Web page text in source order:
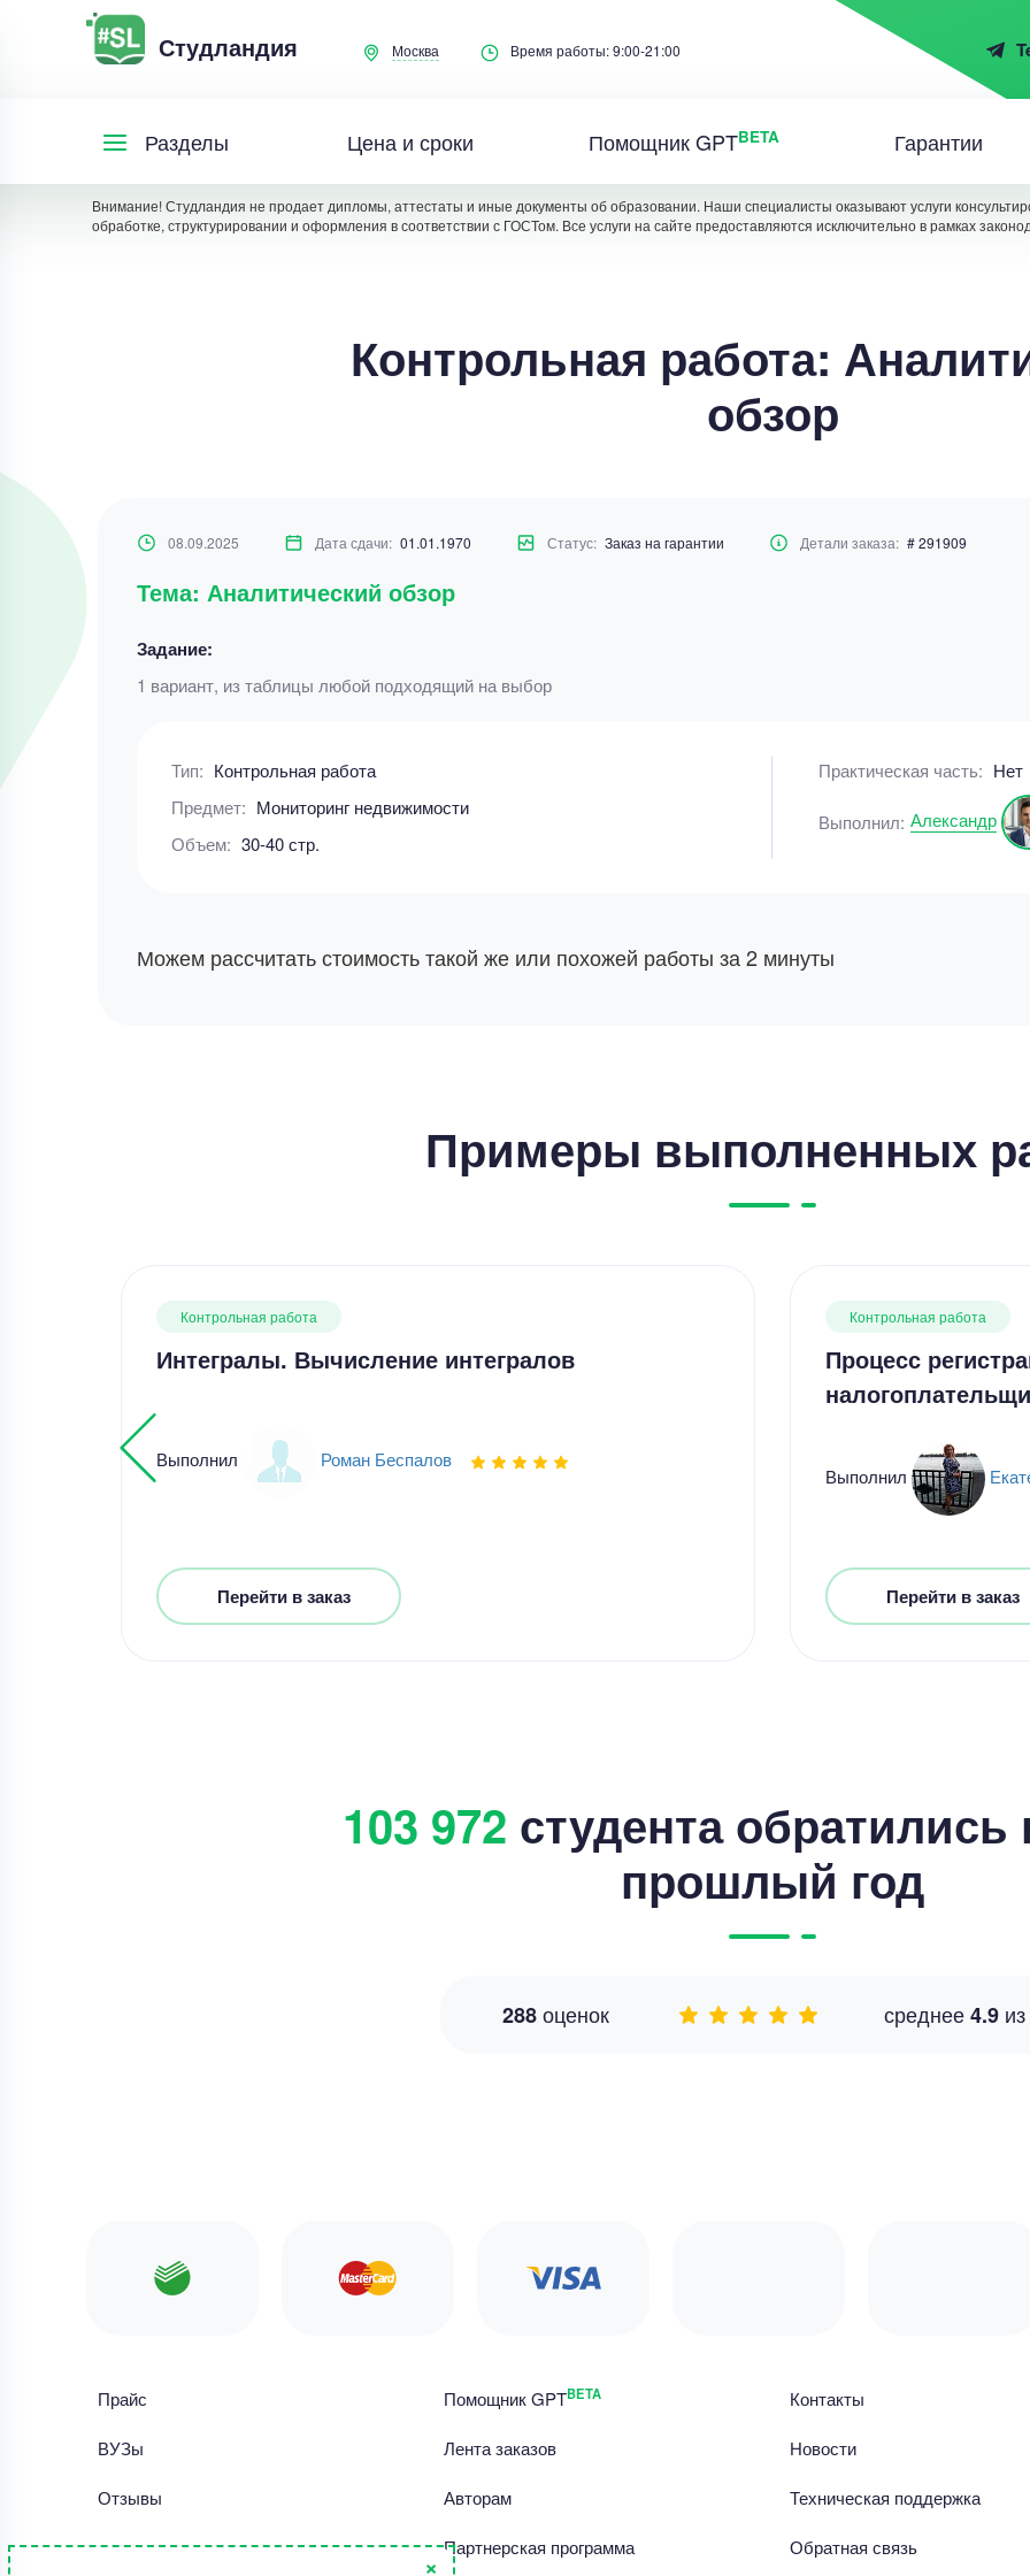
Студландия Москва Время работы: 9:00-21:00
Разделы Цена и сроки Помощник GPTBETA Гарантии
Внимание! Студландия не продает дипломы, аттестаты и иные документы об образовании. Наши специалисты оказывают услуги
обработке, структурировании и оформления в соответствии с ГОСТом. Все услуги на сайте предоставляются исключительно в рамках
Контрольная работа:
обзор
08.09.2025 Дата сдачи: 01.01.1970 Статус: Заказ на гарантии Детали заказа: # 291909
Тема: Аналитический обзор
Задание:
1 вариант, из таблицы любой подходящий на выбор
Тип: Контрольная работа
Предмет: Мониторинг недвижимости
Объем: 30-40 стр.
Практическая часть: Нет
Выполнил: Александр
Можем рассчитать стоимость такой же или похожей работы за 2 минуты
Примеры выполненных
Контрольная работа
Интегралы. Вычисление интегралов
Выполнил Роман Беспалов
Перейти в заказ
Контрольная работа
Процесс
Выполнил
Перейти в заказ
103 972 студента обратились
прошлый год
288оценок среднее4.9 из
Прайс
ВУЗы
Отзывы
Библиотека работ
Помощник GPTBETA
Лента заказов
Авторам
Партнерская программа
Контакты
Новости
Техническая поддержка
Обратная связь
×